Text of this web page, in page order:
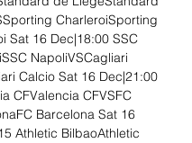
CharleroiSporting
Sat 16 Dec|18:00 SSC
NapoliVSCagliari
Calcio Sat 16 Dec|21:00
CFValencia CFVSFC
Barcelona Sat 16
Athletic BilbaoAthletic